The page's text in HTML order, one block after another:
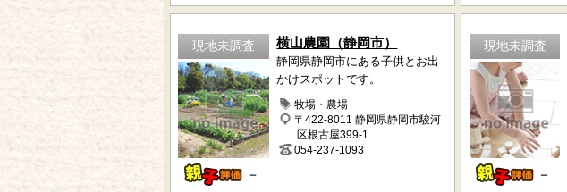
現地未調査
－
横山農園（静岡市）
静岡県静岡市にある子供とお出
かけスポットです。
牧場・農場
〒422-8011 静岡県静岡市駿河
区根古屋399-1
054-237-1093
現地未調査
－